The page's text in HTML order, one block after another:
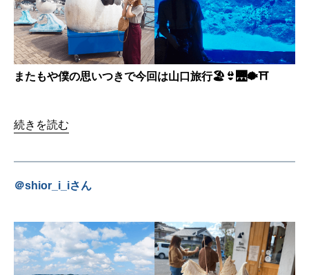
またもや僕の思いつきで今回は山口旅行🏖👙🌉🐡⛩
続きを読む
＠shior_i_iさん